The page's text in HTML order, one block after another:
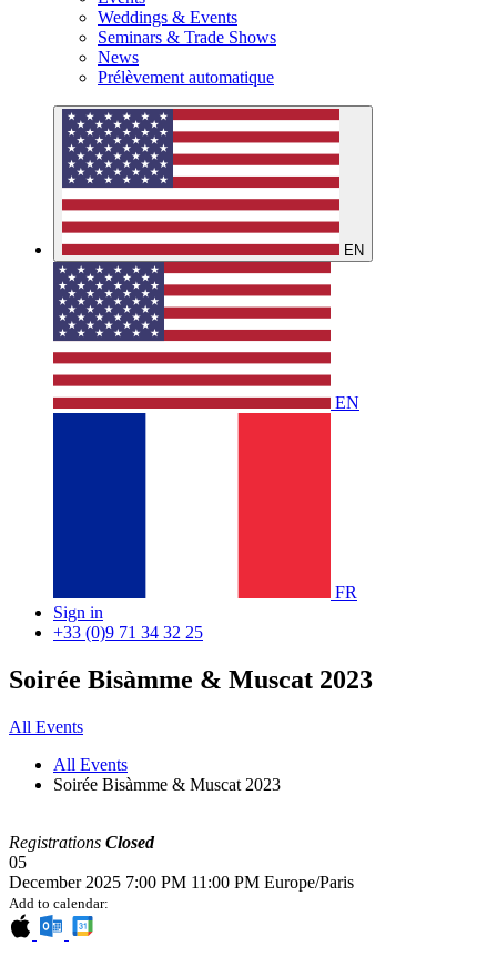
Weddings & Events
Seminars & Trade Shows
News
Prélèvement automatique
EN
EN
FR
Sign in
+33 (0)9 71 34 32 25
​Soirée Bisàmme & Muscat 2023
All Events
All Events
​Soirée Bisàmme & Muscat 2023
Registrations Closed
05
December 2025 7:00 PM 11:00 PM Europe/Paris
Add to calendar: